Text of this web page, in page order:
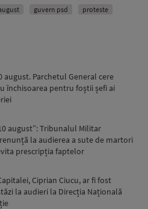
guvern psd proteste
august. Parchetul General cere
închisoarea pentru foștii șefi ai
august”: Tribunalul Militar
la audierea a sute de martori
prescripția faptelor
Ciprian Ciucu, ar fi fost
la audieri la Direcția Națională